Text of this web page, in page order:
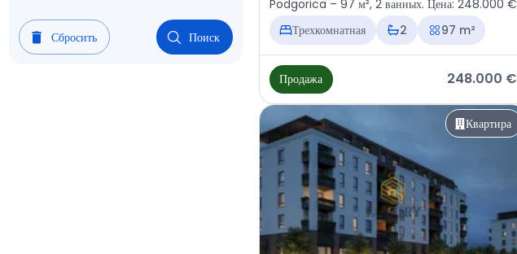
Сбросить Поиск
Podgorica – 97 м², 2 ванных. Цена: 248.000 €
Трехкомнатная
2 97 m²
Продажа 248.000 €
Квартира